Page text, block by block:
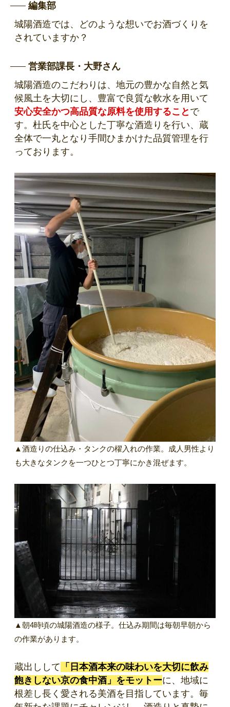
編集部
城陽酒造では、どのような想いでお酒づくりを
されていますか？
営業部課長・大野さん
城陽酒造のこだわりは、地元の豊かな自然と気
候風土を大切にし、豊富で良質な軟水を用いて
安心安全かつ高品質な原料を使用すること で
す。杜氏を中心とした丁寧な酒造りを行い、蔵
全体で一丸となり手間ひまかけた品質管理を行
っております。
▲酒造りの仕込み・タンクの櫂入れの作業。成人男性より
も大きなタンクを一つひとつ丁寧にかき混ぜます。
▲朝4時頃の城陽酒造の様子。仕込み期間は毎朝早朝から
の作業があります。
蔵出しして 「日本酒本来の味わいを大切に飲み
飽きしない京の食中酒」をモットーに、地域に
根差し長く愛される美酒を目指しています。毎